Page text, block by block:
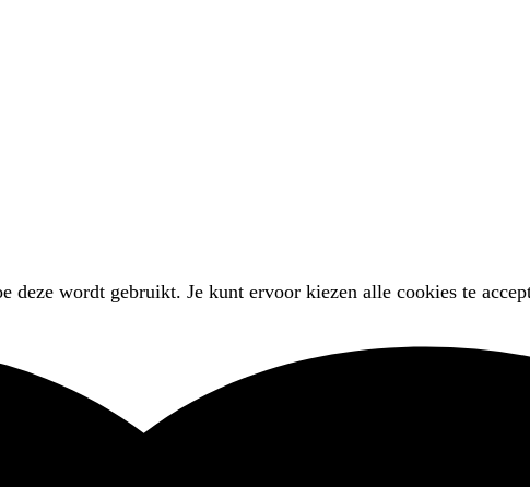
wordt gebruikt. Je kunt ervoor kiezen alle cookies te